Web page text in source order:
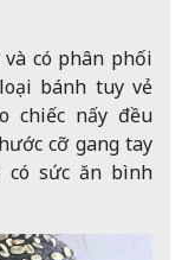
có phân phối
bánh tuy vẻ
chiếc nấy đều
cỡ gang tay
sức ăn bình